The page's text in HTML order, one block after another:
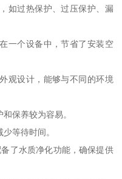
如过热保护、过压保护、漏
一个设备中，节省了安装空
观设计，能够与不同的环境
保养较为容易。
等待时间。
了水质净化功能，确保提供